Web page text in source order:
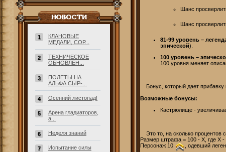
1
КЛАНОВЫЕ
МЕДАЛИ, СОР...
2
ТЕХНИЧЕСКОЕ
ОБНОВЛЕН...
3
ПОЛЕТЫ НА
АЛЬФА СЫР-...
4 Осенний листопад!
5
Арена гладиаторов,
а...
6 Неделя знаний
7 Испытание силы
Шанс
Шанс
81-99 уровень –
эпической).
100 уровень –
100 уровня меняет
Бонус, который дает прибавку
Возможные бонусы:
Кастрюлище -
Это то, на сколько процентов
Размер штрафа = 100 - Х, где Х
Персонаж 10
, одевший